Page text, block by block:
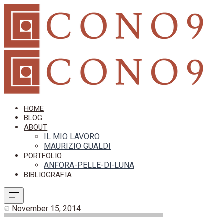
HOME
BLOG
ABOUT
IL MIO LAVORO
MAURIZIO GUALDI
PORTFOLIO
ANFORA-PELLE-DI-LUNA
BIBLIOGRAFIA
November 15, 2014